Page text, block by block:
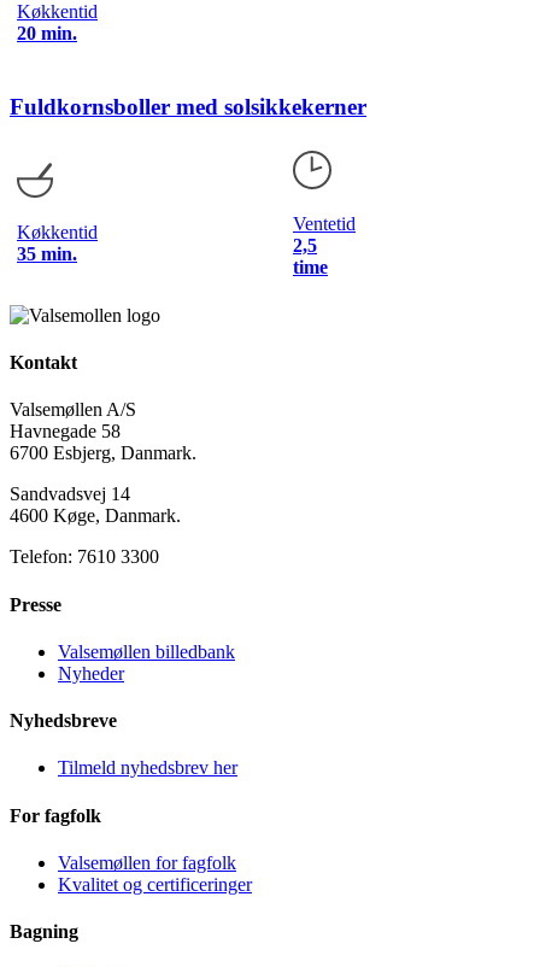
Køkkentid
20 min.
Fuldkornsboller med solsikkekerner
Køkkentid
35 min.
Ventetid
2,5
time
Kontakt
Valsemøllen A/S
Havnegade 58
6700 Esbjerg, Danmark.
Sandvadsvej 14
4600 Køge, Danmark.
Telefon: 7610 3300
Presse
Valsemøllen billedbank
Nyheder
Nyhedsbreve
Tilmeld nyhedsbrev her
For fagfolk
Valsemøllen for fagfolk
Kvalitet og certificeringer
Bagning